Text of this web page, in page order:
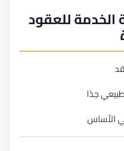
الخدمة للعقود
جدًا
الأساس